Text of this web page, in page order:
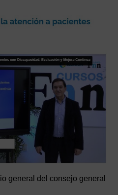
general del consejo general